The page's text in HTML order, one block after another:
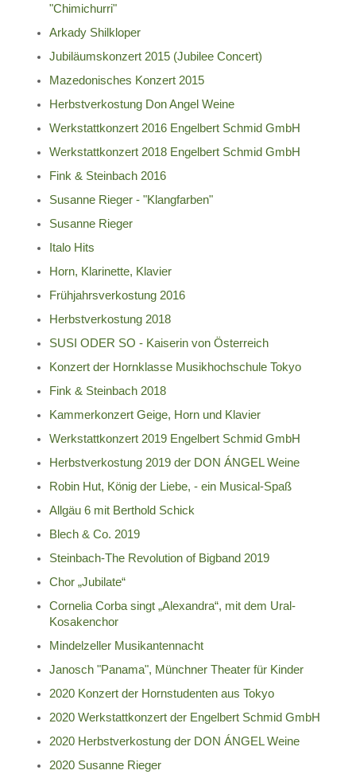
"Chimichurri"
Arkady Shilkloper
Jubiläumskonzert 2015 (Jubilee Concert)
Mazedonisches Konzert 2015
Herbstverkostung Don Angel Weine
Werkstattkonzert 2016 Engelbert Schmid GmbH
Werkstattkonzert 2018 Engelbert Schmid GmbH
Fink & Steinbach 2016
Susanne Rieger - "Klangfarben"
Susanne Rieger
Italo Hits
Horn, Klarinette, Klavier
Frühjahrsverkostung 2016
Herbstverkostung 2018
SUSI ODER SO - Kaiserin von Österreich
Konzert der Hornklasse Musikhochschule Tokyo
Fink & Steinbach 2018
Kammerkonzert Geige, Horn und Klavier
Werkstattkonzert 2019 Engelbert Schmid GmbH
Herbstverkostung 2019 der DON ÁNGEL Weine
Robin Hut, König der Liebe, - ein Musical-Spaß
Allgäu 6 mit Berthold Schick
Blech & Co. 2019
Steinbach-The Revolution of Bigband 2019
Chor „Jubilate“
Cornelia Corba singt „Alexandra“, mit dem Ural-
Kosakenchor
Mindelzeller Musikantennacht
Janosch "Panama", Münchner Theater für Kinder
2020 Konzert der Hornstudenten aus Tokyo
2020 Werkstattkonzert der Engelbert Schmid GmbH
2020 Herbstverkostung der DON ÁNGEL Weine
2020 Susanne Rieger